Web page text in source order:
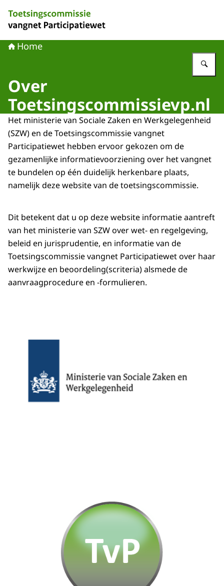
Home
Over
Toetsingscommissievp.nl
Het ministerie van Sociale Zaken en Werkgelegenheid
(SZW) en de Toetsingscommissie vangnet
Participatiewet hebben ervoor gekozen om de
gezamenlijke informatievoorziening over het vangnet
te bundelen op één duidelijk herkenbare plaats,
namelijk deze website van de toetsingscommissie.
Dit betekent dat u op deze website informatie aantreft
van het ministerie van SZW over wet- en regelgeving,
beleid en jurisprudentie, en informatie van de
Toetsingscommissie vangnet Participatiewet over haar
werkwijze en beoordeling(scriteria) alsmede de
aanvraagprocedure en -formulieren.